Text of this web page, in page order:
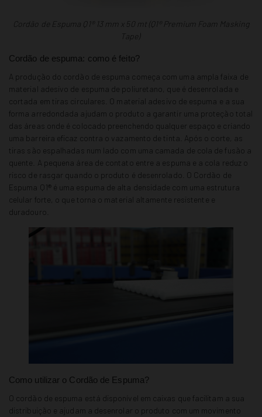
Cordão de Espuma Q1 13 mm x 50 mt (Q1® Premium Foam Masking
Tape)
Cordão de espuma: como é feito?
A produção do cordão de espuma começa com uma ampla faixa de
material adesivo de espuma de poliuretano, que é desenrolada e
cortada em tiras circulares. O material adesivo de espuma e a sua
forma arredondada ajudam o produto a garantir uma proteção total
das áreas onde é colocado preenchendo qualquer espaço e criando
uma barreira eficaz contra o vazamento de tinta. Após o corte, as
tiras são espalhadas num lado com uma camada de cola de fusão a
quente. A pequena área de contato entre a espuma e a cola reduz o
risco de rasgar quando o produto é desenrolado. O Cordão de
Espuma Q1® é uma espuma de alta densidade com uma estrutura
celular forte, o que torna o material altamente resistente e
duradouro.
Como utilizar o Cordão de Espuma?
O cordão de espuma está disponível em caixas que facilitam a sua
distribuição e ajudam a desenrolar o produto com um movimento